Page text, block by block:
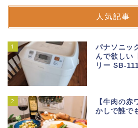
人気記事
1
パナソニッ
んで欲しい
リー SB-
2
【牛肉の赤
かしで誰で